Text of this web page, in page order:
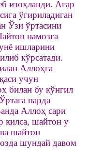
изоҳланди. Агар
ўгириладиган
Ўзи ўртасини
намозга
ишларини
кўрсатади.
Аллоҳга
учун
билан бу кўнгил
парда
Аллоҳ сари
қилса, шайтон у
шайтон
шундай давом